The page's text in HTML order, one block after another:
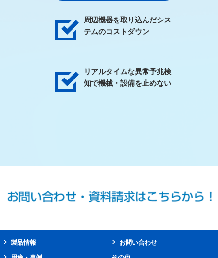
周辺機器を取り込んだシス
テムのコストダウン
リアルタイムな異常予兆検
知で機械・設備を止めない
製品情報
お問い合わせ